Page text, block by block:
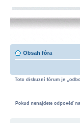
Obsah fóra
Toto diskuzní fórum je
Pokud nenajdete odpověď